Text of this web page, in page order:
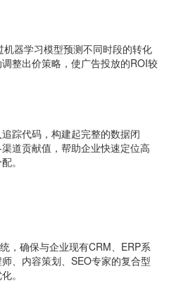
器学习模型预测不同时段的转化
整出价策略，使广告投放的ROI较
踪代码，构建起完整的数据闭
道贡献值，帮助企业快速定位高
。
，确保与企业现有CRM、ERP系
、内容策划、SEO专家的复合型
。